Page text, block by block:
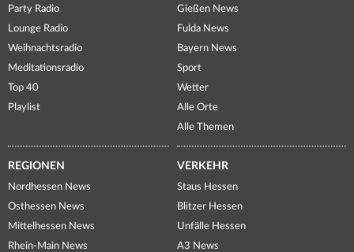
Party Radio
Lounge Radio
Weihnachtsradio
Meditationsradio
Top 40
Playlist
Gießen News
Fulda News
Bayern News
Sport
Wetter
Alle Orte
Alle Themen
REGIONEN
Nordhessen News
Osthessen News
Mittelhessen News
Rhein-Main News
VERKEHR
Staus Hessen
Blitzer Hessen
Unfälle Hessen
A3 News